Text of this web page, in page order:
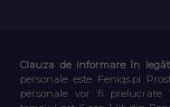
Clauza de informare în
personale este Feniqs.pl
personale vor fi